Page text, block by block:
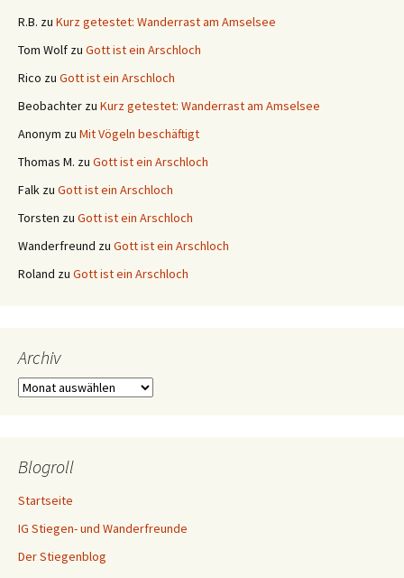
R.B. zu Kurz getestet: Wanderrast am Amselsee
Tom Wolf zu Gott ist ein Arschloch
Rico zu Gott ist ein Arschloch
Beobachter zu Kurz getestet: Wanderrast am Amselsee
Anonym zu Mit Vögeln beschäftigt
Thomas M. zu Gott ist ein Arschloch
Falk zu Gott ist ein Arschloch
Torsten zu Gott ist ein Arschloch
Wanderfreund zu Gott ist ein Arschloch
Roland zu Gott ist ein Arschloch
Archiv
Archiv
Blogroll
Startseite
IG Stiegen- und Wanderfreunde
Der Stiegenblog